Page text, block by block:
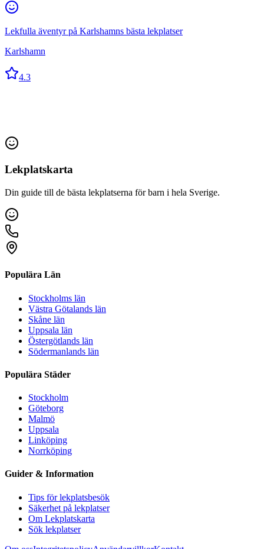
Lekfulla äventyr på Karlshamns bästa lekplatser
Karlshamn
4.3
Lekplatskarta
Din guide till de bästa lekplatserna för barn i hela Sverige.
Populära Län
Stockholms län
Västra Götalands län
Skåne län
Uppsala län
Östergötlands län
Södermanlands län
Populära Städer
Stockholm
Göteborg
Malmö
Uppsala
Linköping
Norrköping
Guider & Information
Tips för lekplatsbesök
Säkerhet på lekplatser
Om Lekplatskarta
Sök lekplatser